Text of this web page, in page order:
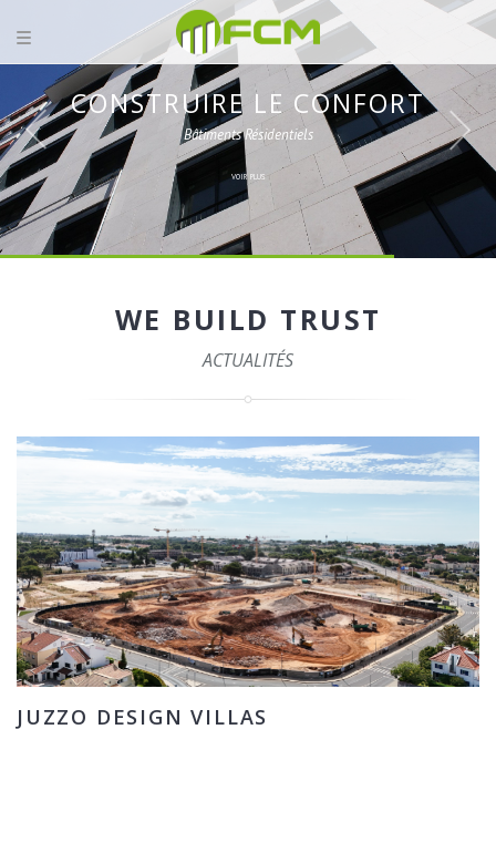
CONSTRUIRE LE CONFORT
Bâtiments Résidentiels
VOIR PLUS
WE BUILD TRUST
ACTUALITÉS
JUZZO DESIGN VILLAS